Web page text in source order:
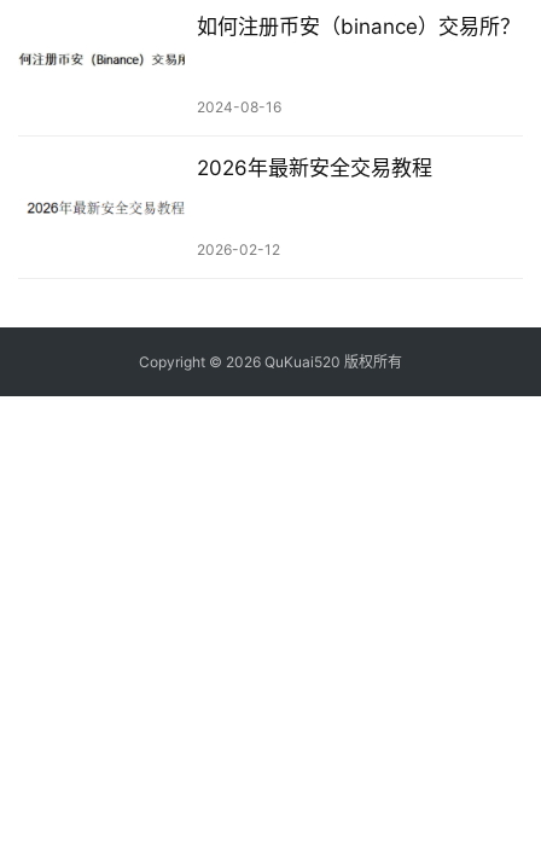
如何注册币安（binance）交易所？
2024-08-16
2026年最新安全交易教程
2026-02-12
Copyright © 2026 QuKuai520 版权所有